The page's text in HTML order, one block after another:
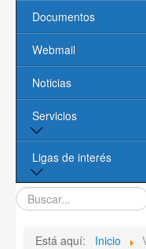
Doctorado
Profesores
Líneas de
Contacto
Documentos
Webmail
Noticias
Servicios
Biblioteca
Cómputo
Ligas de interés
Página de la UASLP
Buscar...
Está aquí: Inicio